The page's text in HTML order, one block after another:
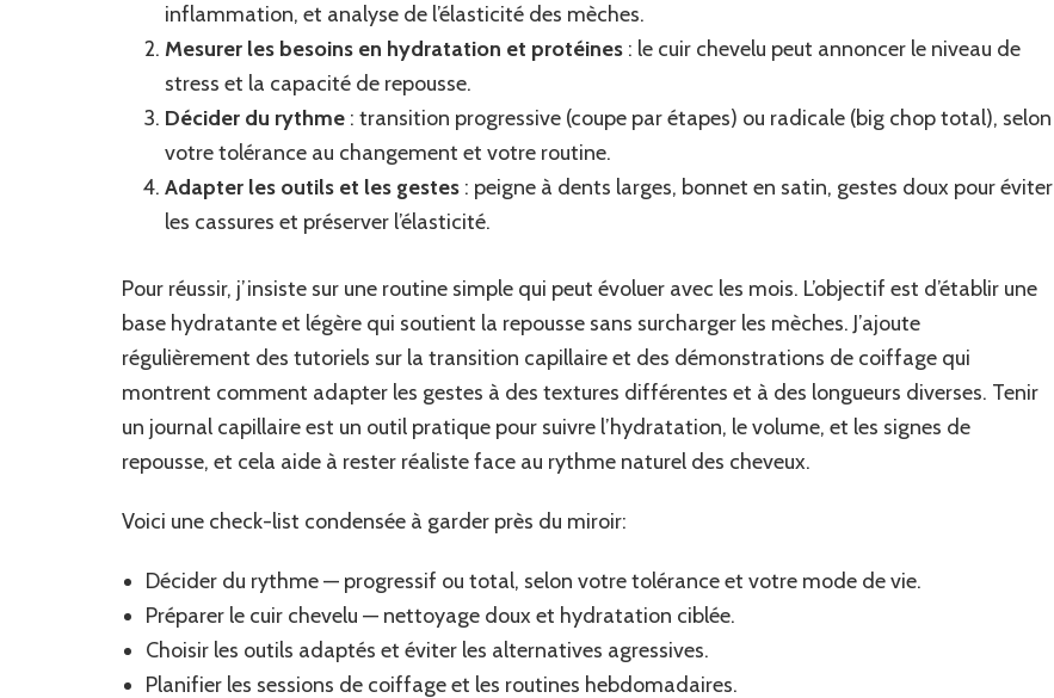
inflammation, et analyse de l’élasticité des mèches.
Mesurer les besoins en hydratation et protéines : le cuir chevelu peut annoncer le niveau de
stress et la capacité de repousse.
Décider du rythme : transition progressive (coupe par étapes) ou radicale (big chop total), selon
votre tolérance au changement et votre routine.
Adapter les outils et les gestes : peigne à dents larges, bonnet en satin, gestes doux pour éviter
les cassures et préserver l’élasticité.
Pour réussir, j’insiste sur une routine simple qui peut évoluer avec les mois. L’objectif est d’établir une
base hydratante et légère qui soutient la repousse sans surcharger les mèches. J’ajoute
régulièrement des tutoriels sur la transition capillaire et des démonstrations de coiffage qui
montrent comment adapter les gestes à des textures différentes et à des longueurs diverses. Tenir
un journal capillaire est un outil pratique pour suivre l’hydratation, le volume, et les signes de
repousse, et cela aide à rester réaliste face au rythme naturel des cheveux.
Voici une check-list condensée à garder près du miroir:
Décider du rythme — progressif ou total, selon votre tolérance et votre mode de vie.
Préparer le cuir chevelu — nettoyage doux et hydratation ciblée.
Choisir les outils adaptés et éviter les alternatives agressives.
Planifier les sessions de coiffage et les routines hebdomadaires.